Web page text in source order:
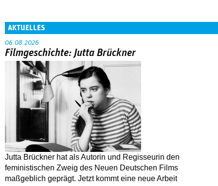
AKTUELLES
06.08.2026
Filmgeschichte: Jutta Brückner
Jutta Brückner hat als Autorin und Regisseurin den
feministischen Zweig des Neuen Deutschen Films
maßgeblich geprägt. Jetzt kommt eine neue Arbeit